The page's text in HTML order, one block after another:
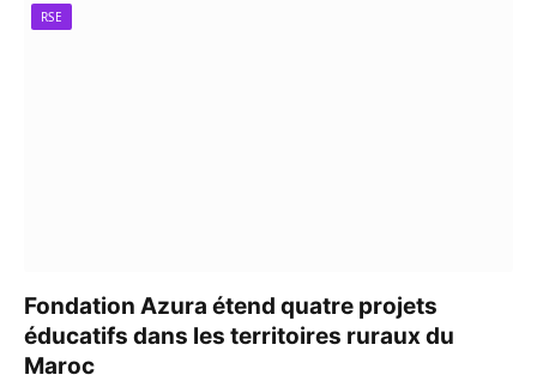
RSE
Fondation Azura étend quatre projets
éducatifs dans les territoires ruraux du
Maroc